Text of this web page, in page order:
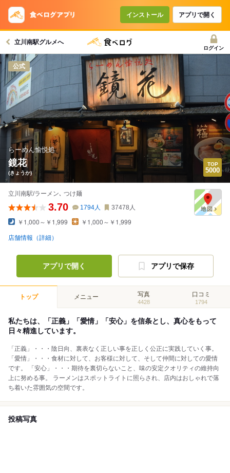
インストール アプリで開く
立川南駅グルメへ
ログイン
公式
らーめん愉悦処
鏡花
(きょうか)
立川南駅/ラーメン､ つけ麺
3.70 1794人 37478 人
￥1,000～￥1,999 ￥1,000～￥1,999
店舗情報（詳細）
アプリで開く アプリで保存
トップ メニュー 写真
4428
口コミ
1794
私たちは、「正義」「愛情」「安心」を信条とし、真心をもって
日々精進しています。
「正義」・・・陰日向、裏表なく正しい事を正しく公正に実践していく事。
「愛情」・・・食材に対して、お客様に対して、そして仲間に対しての愛情
です。 「安心」・・・期待を裏切らないこと、味の安定クオリティの維持向
上に努める事。 ラーメンはスポットライトに照らされ、店内はおしゃれで落
ち着いた雰囲気の空間です。
投稿写真